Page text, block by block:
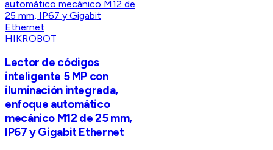
HIKROBOT
Lector de códigos
inteligente 5 MP con
iluminación integrada,
enfoque automático
mecánico M12 de 25 mm,
IP67 y Gigabit Ethernet